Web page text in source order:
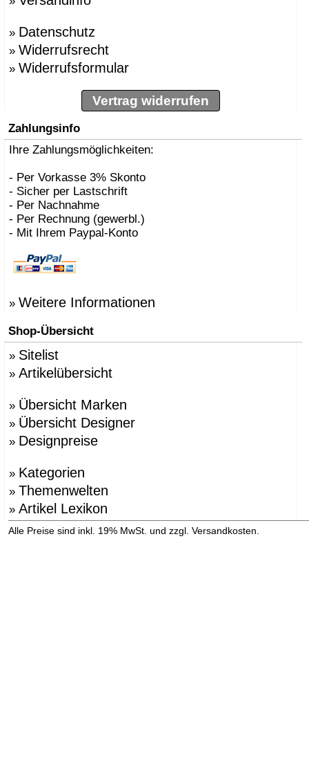
» Datenschutz
» Widerrufsrecht
» Widerrufsformular
Vertrag widerrufen
Zahlungsinfo
Ihre Zahlungsmöglichkeiten:
- Per Vorkasse 3% Skonto
- Sicher per Lastschrift
- Per Nachnahme
- Per Rechnung (gewerbl.)
- Mit Ihrem Paypal-Konto
» Weitere Informationen
Shop-Übersicht
» Sitelist
» Artikelübersicht
» Übersicht Marken
» Übersicht Designer
» Designpreise
» Kategorien
» Themenwelten
» Artikel Lexikon
Alle Preise sind inkl. 19% MwSt. und zzgl. Versandkosten.